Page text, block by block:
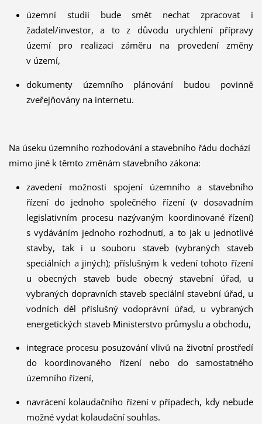
územní studii bude smět nechat zpracovat i
žadatel/investor, a to z důvodu urychlení přípravy
území pro realizaci záměru na provedení změny
v území,
dokumenty územního plánování budou povinně
zveřejňovány na internetu.
Na úseku územního rozhodování a stavebního řádu dochází
mimo jiné k těmto změnám stavebního zákona:
zavedení možnosti spojení územního a stavebního
řízení do jednoho společného řízení (v dosavadním
legislativním procesu nazývaným koordinované řízení)
s vydáváním jednoho rozhodnutí, a to jak u jednotlivé
stavby, tak i u souboru staveb (vybraných staveb
speciálních a jiných); příslušným k vedení tohoto řízení
u obecných staveb bude obecný stavební úřad, u
vybraných dopravních staveb speciální stavební úřad, u
vodních děl příslušný vodoprávní úřad, u vybraných
energetických staveb Ministerstvo průmyslu a obchodu,
integrace procesu posuzování vlivů na životní prostředí
do koordinovaného řízení nebo do samostatného
územního řízení,
navrácení kolaudačního řízení v případech, kdy nebude
možné vydat kolaudační souhlas.